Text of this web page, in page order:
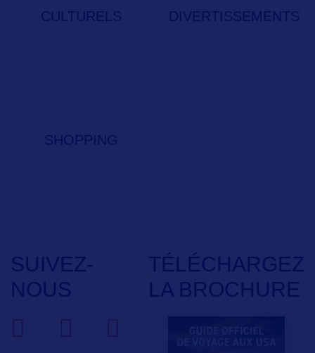
CULTURELS
DIVERTISSEMENTS
SHOPPING
SUIVEZ-
NOUS
TÉLÉCHARGEZ
LA BROCHURE